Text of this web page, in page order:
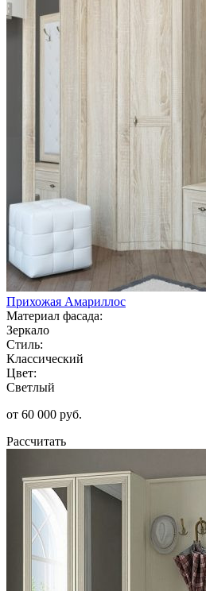
Прихожая Амариллос
Материал фасада:
Зеркало
Стиль:
Классический
Цвет:
Светлый
от 60 000 руб.
Рассчитать